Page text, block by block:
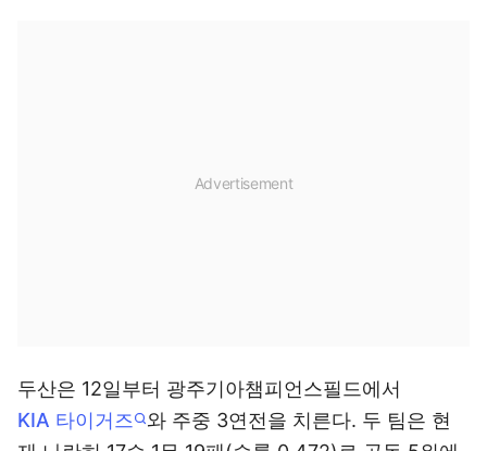
두산은 12일부터 광주기아챔피언스필드에서
KIA 타이거즈
와 주중 3연전을 치른다. 두 팀은 현